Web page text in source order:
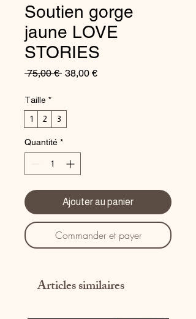
Soutien gorge
jaune LOVE
STORIES
75,00 € Prix
38,00 €Prix
Taille *
1
2 3
Quantité *
Ajouter au panier
Commander et payer
Articles similaires